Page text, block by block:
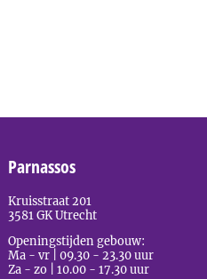
Parnassos
Kruisstraat 201
3581 GK Utrecht
Openingstijden gebouw:
Ma - vr | 09.30 - 23.30 uur
Za - zo | 10.00 - 17.30 uur